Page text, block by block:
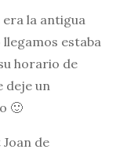
era la antigua
estaba
horario de
deje un
🙂
de